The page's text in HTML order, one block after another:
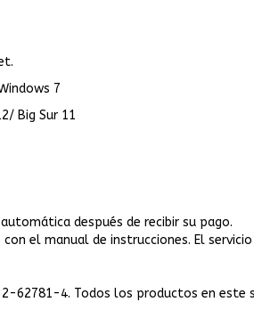
7
Big Sur 11
después de recibir su pago.
el manual de instrucciones. El
32-62781-4. Todos los productos en